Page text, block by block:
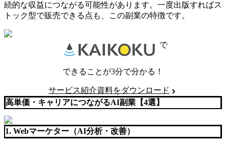
続的な収益につながる可能性があります。一度出版すればス
トック型で販売できる点も、この副業の特徴です。
で
できることが3分で分かる！
サービス紹介資料をダウンロード
高単価・キャリアにつながるAI副業【4選】
1. Webマーケター（AI分析・改善）